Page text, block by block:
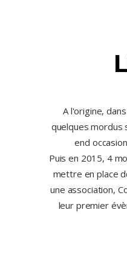
A l'origine,
quelques mordus
end
Puis en 2015, 4
mettre en place
une association,
leur premier